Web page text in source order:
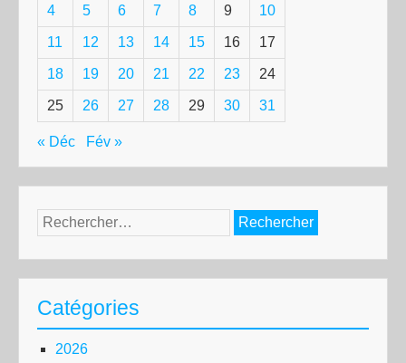
4 5 6 7 8 9 10
11 12 13 14 15 16 17
18 19 20 21 22 23 24
25 26 27 28 29 30 31
« Déc Fév »
Rechercher :
Catégories
2026